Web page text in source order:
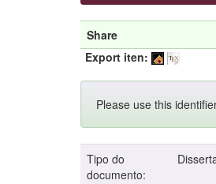
Share
Export iten:
Please use this
Tipo do
documento: